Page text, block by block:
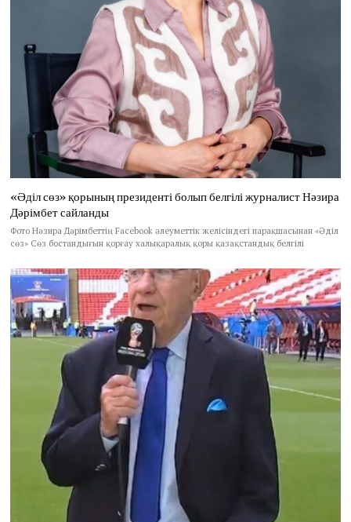
«Әділ сөз» қорының президенті болып белгілі журналист Нәзира
Дәрімбет сайланды
Фото Нәзира Дәрімбеттің Facebook әлеуметтік желісіндегі парақшасынан «Әділ
сөз» Сөз бостандығын қорғау халықаралық қоры қазақстандық белгілі